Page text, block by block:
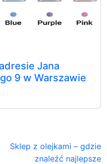
Jana
9 w Warszawie
Sklep z olejkami – gdzie
znaleźć najlepsze